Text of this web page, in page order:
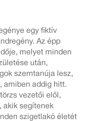
egy fiktív
Az épp
melyet minden
után,
szemtanúja lesz,
amiben addig hitt.
vezetői elől,
akik segítenek
szigetlakó életét